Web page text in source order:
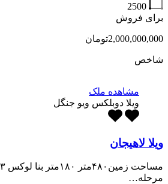
2500
برای فروش
2,000,000,000تومان
شاخص
مشاهده ملک
ویلا دوبلکس ویو جنگل
ویلا لاهیجان
مرحله…